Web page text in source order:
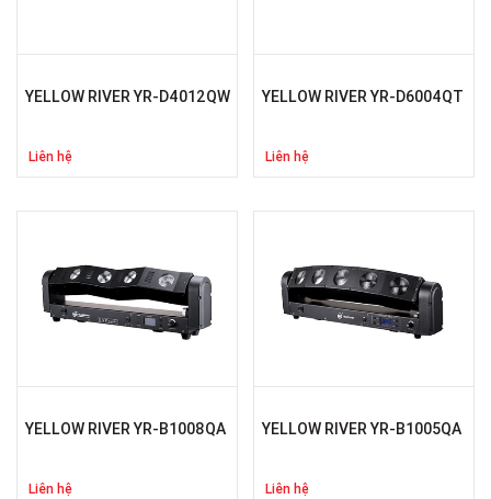
YELLOW RIVER YR-D4012QW
Liên hệ
YELLOW RIVER YR-D6004QT
Liên hệ
YELLOW RIVER YR-B1008QA
Liên hệ
YELLOW RIVER YR-B1005QA
Liên hệ